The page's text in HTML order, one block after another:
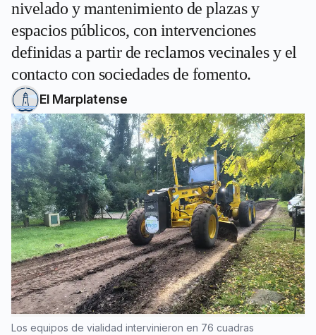
nivelado y mantenimiento de plazas y
espacios públicos, con intervenciones
definidas a partir de reclamos vecinales y el
contacto con sociedades de fomento.
El Marplatense
Los equipos de vialidad intervinieron en 76 cuadras